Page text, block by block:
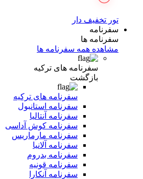
تور تخفیف دار
سفرنامه
سفرنامه ها
مشاهده همه سفرنامه ها
سفرنامه های ترکیه
بازگشت
سفرنامه های ترکیه
سفرنامه استانبول
سفرنامه آنتالیا
سفرنامه کوش آداسی
سفرنامه مارماریس
سفرنامه آلانیا
سفرنامه بدروم
سفرنامه قونیه
سفرنامه آنکارا